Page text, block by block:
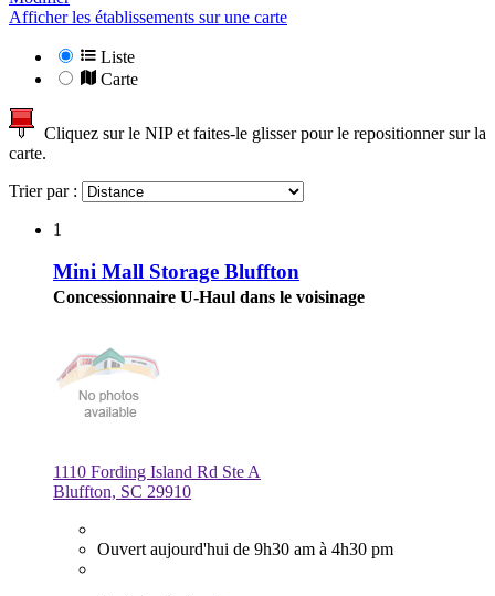
Afficher les établissements sur une carte
Liste
Carte
Cliquez sur le NIP et faites-le glisser pour le repositionner sur la
carte.
Trier par :
1
Mini Mall Storage Bluffton
Concessionnaire U-Haul dans le voisinage
1110 Fording Island Rd Ste A
Bluffton, SC 29910
Ouvert aujourd'hui de 9h30 am à 4h30 pm